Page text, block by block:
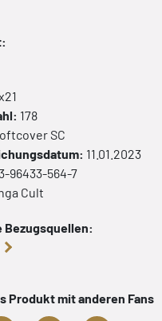
178
SC
11.01.2023
96433-564-7
Cult
Produkt mit anderen Fans